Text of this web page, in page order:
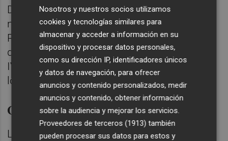
Dado que estos lotes son vendidos en
nombre y por cuenta de la Oficina de
Recuperación y Gestión de Activos (ORGA)
del Ministerio de Justicia, no se repercutirá
IVA al comprador en la transmisión de los
lotes.
Caballos con prestigio
Las 3 yeguas de pura raza española están
Nosotros y nuestros socios utilizamos
cookies y tecnologías similares para
almacenar y acceder a información en su
dispositivo y procesar datos personales,
como su dirección IP, identificadores únicos
y datos de navegación, para ofrecer
anuncios y contenido personalizados, medir
anuncios y contenido, obtener información
sobre la audiencia y mejorar los servicios.
Proveedores de terceros (1913) también
pueden procesar sus datos para estos y